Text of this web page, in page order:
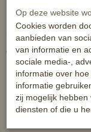
Frontriem LV
COB
€ 19,95
Op deze website
Cookies worden
aanbieden van
van informatie en
sociale media-,
informatie over
informatie
zij mogelijk
diensten of die u